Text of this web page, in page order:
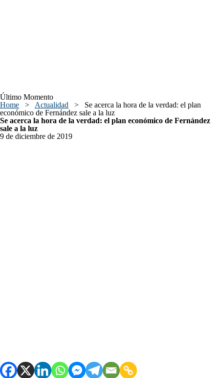
Último Momento
Home > Actualidad > Se acerca la hora de la verdad: el plan
económico de Fernández sale a la luz
Se acerca la hora de la verdad: el plan económico de Fernández
sale a la luz
9 de diciembre de 2019